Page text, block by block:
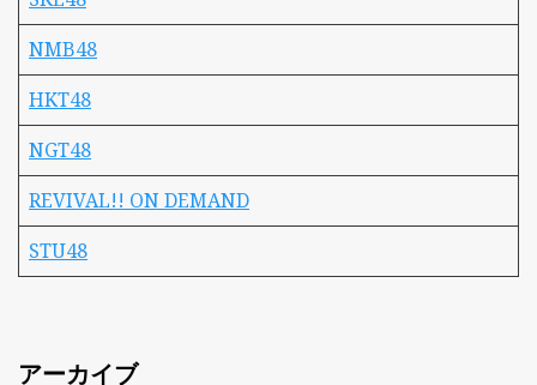
NMB48
HKT48
NGT48
REVIVAL!! ON DEMAND
STU48
アーカイブ